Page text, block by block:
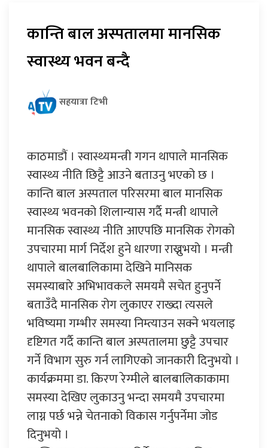
कान्ति बाल अस्पतालमा मानसिक
स्वास्थ्य भवन बन्दै
सहयात्रा टिभी
काठमाडौं । स्वास्थ्यमन्त्री गगन थापाले मानसिक
स्वास्थ्य नीति छिट्टै आउने बताउनु भएको छ ।
कान्ति बाल अस्पताल परिसरमा बाल मानसिक
स्वास्थ्य भवनको शिलान्यास गर्दै मन्त्री थापाले
मानसिक स्वास्थ्य नीति आएपछि मानसिक रोगको
उपचारमा मार्ग निर्देश हुने धारणा राख्नुभयो । मन्त्री
थापाले बालबालिकामा देखिने मानिसक
समस्याबारे अभिभावकले समयमै सचेत हुनुपर्ने
बताउँदै मानसिक रोग लुकाएर राख्दा त्यसले
भविष्यमा गम्भीर समस्या निम्त्याउन सक्ने भयलाइ
दृष्टिगत गर्दै कान्ति बाल अस्पतालमा छुट्टै उपचार
गर्ने विभाग सुरु गर्न लागिएको जानकारी दिनुभयो ।
कार्यक्रममा डा. किरण रेग्मीले बालबालिकाकामा
समस्या देखिए लुकाउनु भन्दा समयमै उपचारमा
लाग्न पर्छ भन्ने चेतनाको विकास गर्नुपर्नेमा जोड
दिनुभयो ।